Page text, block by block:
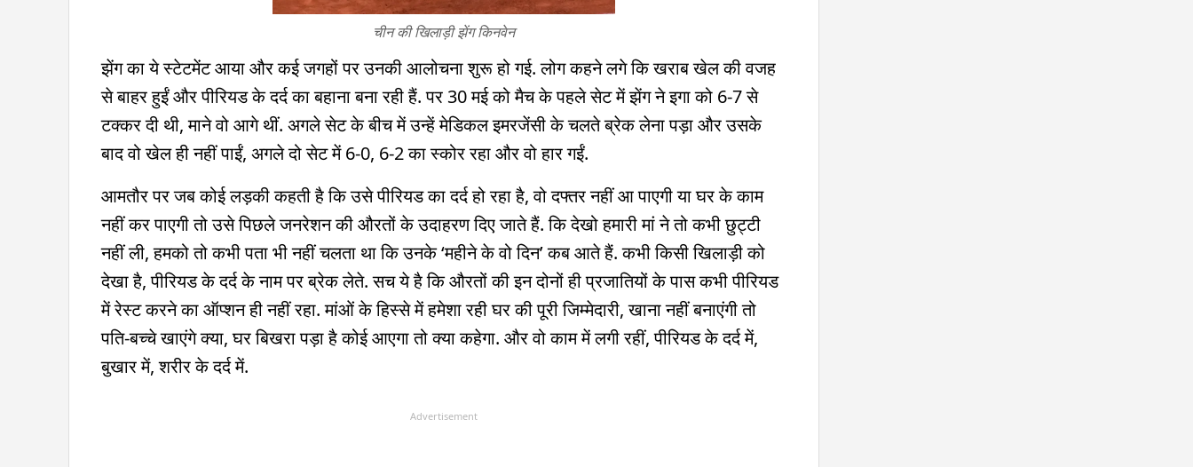
चीन की खिलाड़ी झेंग किनवेन
झेंग का ये स्टेटमेंट आया और कई जगहों पर उनकी आलोचना शुरू हो गई. लोग कहने लगे कि खराब खेल की वजह
से बाहर हुईं और पीरियड के दर्द का बहाना बना रही हैं. पर 30 मई को मैच के पहले सेट में झेंग ने इगा को 6-7 से
टक्कर दी थी, माने वो आगे थीं. अगले सेट के बीच में उन्हें मेडिकल इमरजेंसी के चलते ब्रेक लेना पड़ा और उसके
बाद वो खेल ही नहीं पाईं, अगले दो सेट में 6-0, 6-2 का स्कोर रहा और वो हार गईं.
आमतौर पर जब कोई लड़की कहती है कि उसे पीरियड का दर्द हो रहा है, वो दफ्तर नहीं आ पाएगी या घर के काम
नहीं कर पाएगी तो उसे पिछले जनरेशन की औरतों के उदाहरण दिए जाते हैं. कि देखो हमारी मां ने तो कभी छुट्टी
नहीं ली, हमको तो कभी पता भी नहीं चलता था कि उनके ‘महीने के वो दिन’ कब आते हैं. कभी किसी खिलाड़ी को
देखा है, पीरियड के दर्द के नाम पर ब्रेक लेते. सच ये है कि औरतों की इन दोनों ही प्रजातियों के पास कभी पीरियड
में रेस्ट करने का ऑप्शन ही नहीं रहा. मांओं के हिस्से में हमेशा रही घर की पूरी जिम्मेदारी, खाना नहीं बनाएंगी तो
पति-बच्चे खाएंगे क्या, घर बिखरा पड़ा है कोई आएगा तो क्या कहेगा. और वो काम में लगी रहीं, पीरियड के दर्द में,
बुखार में, शरीर के दर्द में.
Advertisement